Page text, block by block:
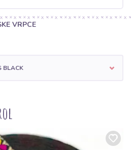
VRPCE
BLACK